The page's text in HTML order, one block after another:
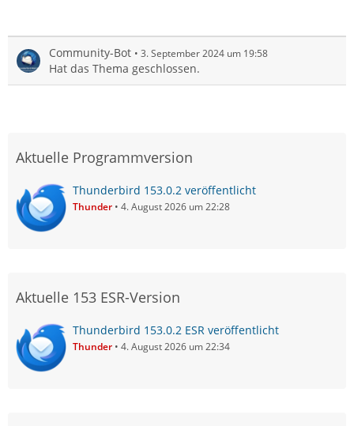
Community-Bot 3. September 2024 um 19:58
Hat das Thema geschlossen.
Aktuelle Programmversion
Thunderbird 153.0.2 veröffentlicht
Thunder 4. August 2026 um 22:28
Aktuelle 153 ESR-Version
Thunderbird 153.0.2 ESR veröffentlicht
Thunder 4. August 2026 um 22:34